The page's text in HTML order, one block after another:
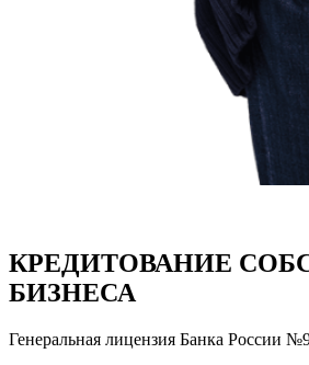
КРЕДИТОВАНИЕ
БИЗНЕСА
Генеральная лицензия Банка России